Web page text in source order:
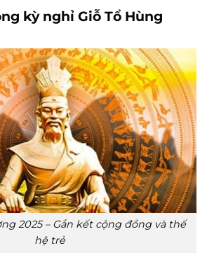
kỳ nghỉ Giỗ Tổ Hùng
2025 – Gắn kết cộng đồng và thế
hệ trẻ